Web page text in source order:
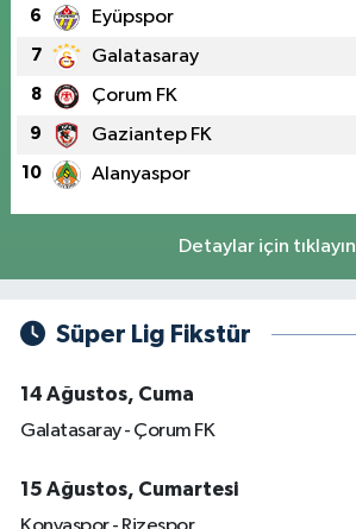
6 Eyüpspor
7 Galatasaray
8 Çorum FK
9 Gaziantep FK
10 Alanyaspor
Detaylar için tıklayın
Süper Lig Fikstür
14 Ağustos, Cuma
Galatasaray - Çorum FK
15 Ağustos, Cumartesi